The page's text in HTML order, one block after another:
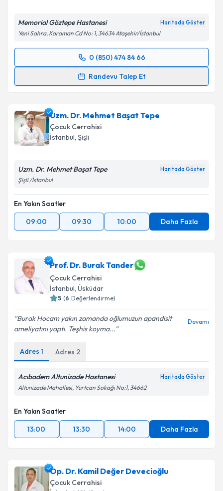
Memorial Göztepe Hastanesi Haritada Göster
Yeni Sahra, Karaman Cd No: 1, 34634 Ataşehir/İstanbul
0 (850) 474 84 66
Randevu Talep Et
Randevu Takvimi Talebi
takvim hazırlandığında e-posta ile bilgilendireceğiz.
E-posta Adresiniz
Kişisel verilerimin işlenmesine ilişkin
Metni'ni okudum ve kişisel verilerimin belirtilen
kapsamda işlenmesini kabul ediyorum.
Uzm. Dr. Mehmet Başat Tepe
Çocuk Cerrahisi
İstanbul, Şişli
Uzm. Dr. Mehmet Başat Tepe Haritada Göster
Şişli /İstanbul
En Yakın Saatler
09:00
09:30 10:00 Daha Fazla
Prof. Dr. Burak Tander
Çocuk Cerrahisi
İstanbul, Üsküdar
5 (6 Değerlendirme)
Burak Hocam yakın zamanda oğlumuzun apandisit
ameliyatını yaptı. Teşhis koyma...
Devamı
Adres 1 Adres 2
Acıbadem Altunizade Hastanesi Haritada Göster
Altunizade Mahallesi, Yurtcan Sokağı No:1, 34662
En Yakın Saatler
13:00
13:30 14:00 Daha Fazla
Op. Dr. Kamil Değer Devecioğlu
Çocuk Cerrahisi